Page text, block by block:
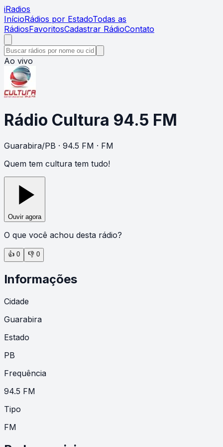
iRadios
InícioRádios por EstadoTodas as
RádiosFavoritosCadastrar RádioContato
Ao vivo
Rádio Cultura 94.5 FM
Guarabira/PB · 94.5 FM · FM
Quem tem cultura tem tudo!
Ouvir agora
O que você achou desta rádio?
👍 0 👎 0
Informações
Cidade
Guarabira
Estado
PB
Frequência
94.5 FM
Tipo
FM